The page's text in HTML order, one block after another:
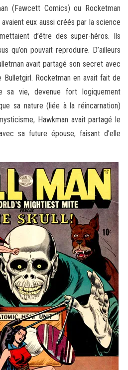
(Fawcett Comics) ou Rocketman
eux aussi créés par la science
d’être des super-héros. Ils
qu’on pouvait reproduire. D’ailleurs
avait partagé son secret avec
Rocketman en avait fait de
vie, devenue fort logiquement
sa nature (liée à la réincarnation)
Hawkman avait partagé le
sa future épouse, faisant d’elle